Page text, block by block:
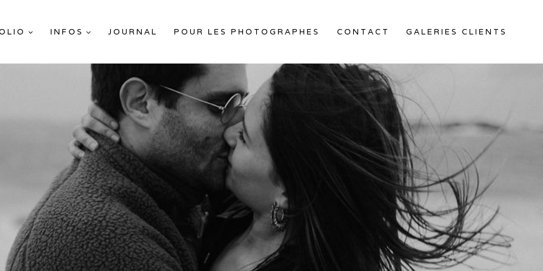
INFOS JOURNAL POUR LES PHOTOGRAPHES CONTACT GALERIES CLIENTS